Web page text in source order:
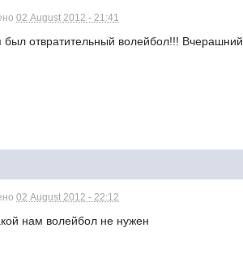
02 August 2012 - 21:41
был отвратительный волейбол!!!
02 August 2012 - 22:12
нам волейбол не нужен